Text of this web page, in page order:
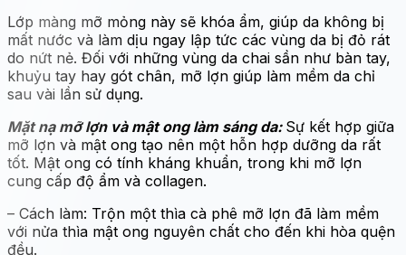
Lớp màng mỡ mỏng này sẽ khóa ẩm, giúp da không bị
mất nước và làm dịu ngay lập tức các vùng da bị đỏ rát
do nứt nẻ. Đối với những vùng da chai sần như bàn tay,
khuỷu tay hay gót chân, mỡ lợn giúp làm mềm da chỉ
sau vài lần sử dụng.
Mặt nạ mỡ lợn và mật ong làm sáng da: Sự kết hợp giữa
mỡ lợn và mật ong tạo nên một hỗn hợp dưỡng da rất
tốt. Mật ong có tính kháng khuẩn, trong khi mỡ lợn
cung cấp độ ẩm và collagen.
– Cách làm: Trộn một thìa cà phê mỡ lợn đã làm mềm
với nửa thìa mật ong nguyên chất cho đến khi hòa quện
đều.